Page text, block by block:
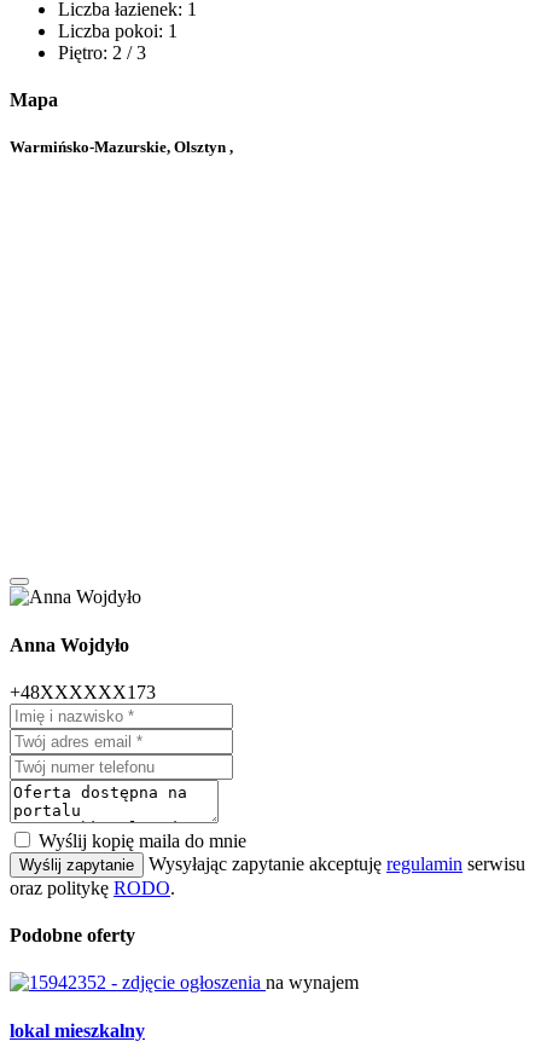
Liczba łazienek: 1
Liczba pokoi: 1
Piętro: 2 / 3
Mapa
Warmińsko-Mazurskie, Olsztyn ,
Anna Wojdyło
+48XXXXXX173
Wyślij kopię maila do mnie
Wyślij zapytanie Wysyłając zapytanie akceptuję regulamin serwisu
oraz politykę RODO.
Podobne oferty
na wynajem
lokal mieszkalny